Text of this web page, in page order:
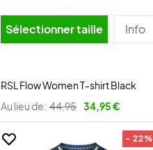
Sélectionner taille Info
RSL Flow Women T-shirt Black
Au lieu de: 44,95 34,95 €
- 22%